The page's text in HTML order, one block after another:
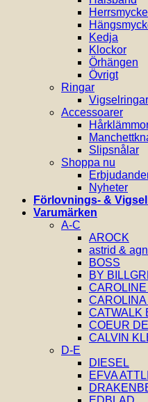
Kedja
Klockor
Örhängen
Övrigt
Ringar
Vigselringar
Accessoarer
Slipsnålar
Shoppa nu
Nyheter
Förlovnings- &
Varumärken
A-C
AROCK
astrid &
BOSS
BY
CATWALK
COEUR
CALVIN
D-E
DIESEL
EFVA